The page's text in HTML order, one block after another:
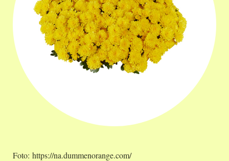
Foto: https://na.dummenorange.com/